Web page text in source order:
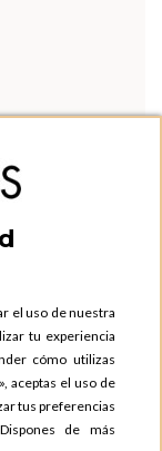
el uso de nuestra
tu experiencia
cómo utilizas
aceptas el uso de
tus preferencias
de más